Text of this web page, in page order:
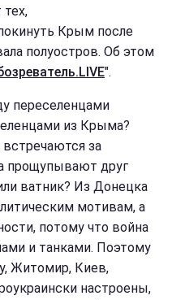
Крым после
полуостров. Об этом
".
переселенцами
из Крыма?
встречаются за
прощупывают друг
ватник? Из Донецка
мотивам, а
потому что война
и танками. Поэтому
Житомир, Киев,
настроены,